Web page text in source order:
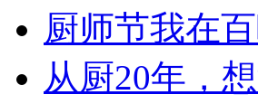
厨师节我在
从厨20年，